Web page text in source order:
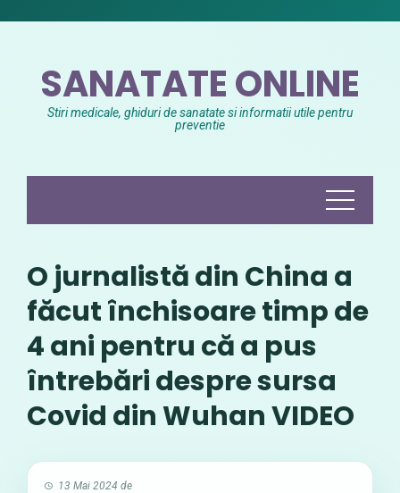
SANATATE ONLINE
Stiri medicale, ghiduri de sanatate si informatii utile pentru
preventie
O jurnalistă din China a
făcut închisoare timp de
4 ani pentru că a pus
întrebări despre sursa
Covid din Wuhan VIDEO
13 Mai 2024 de